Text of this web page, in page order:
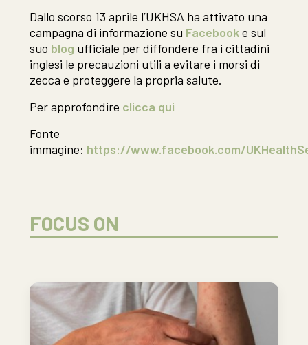
Dallo scorso 13 aprile l’UKHSA ha attivato una
campagna di informazione su Facebooke sul
suo blog ufficiale per diffondere fra i cittadini
inglesi le precauzioni utili a evitare i morsi di
zecca e proteggere la propria salute.
Per approfondire clicca qui
Fonte
immagine: https://www.facebook.com/
FOCUS ON